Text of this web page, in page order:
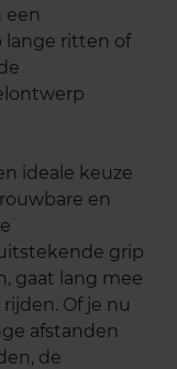
een
lange ritten of
ideale keuze
en
grip
gaat lang mee
Of je nu
afstanden
de